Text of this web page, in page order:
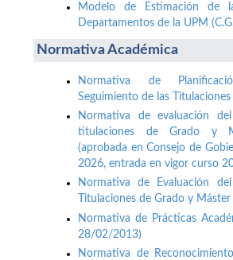
Modelo de Estimación de
Departamentos de la UPM
Normativa Académica
Normativa de
Seguimiento de las
Normativa de evaluación
titulaciones de Grado y
(aprobada en Consejo de
2026, entrada en vigor curso
Normativa de Evaluación
Titulaciones de Grado y
Normativa de Prácticas
28/02/2013)
Normativa de